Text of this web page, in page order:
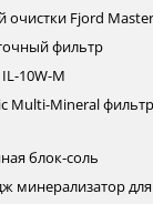
очистки Fjord
фильтр
10W-M
Multi-Mineral
блок-соль
минерализатор